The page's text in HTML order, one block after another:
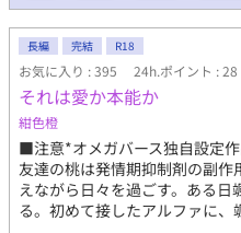
で、お気を付けください。 捨
方は大丈夫かなと思います！
りがとうございます！完結しま
にて頒布します、限定1冊！ 10
2026/2/8より 週1更新か、週2
けたので毎日21時UPします✨
ったのですみません週3にしま
タバタと慌ただしくなっている
せてください🙇‍♀️ 落ち着いたら
いです、文フリ東京の準備、烏
5月中に終わらせる予定です。
長編 完結 R18
お気に入り : 395 24h.ポイント : 28
それは愛か本能か
紺色橙
■注意*オメガバース独自設定
友達の桃は発情期抑制剤の副
えながら日々を過ごす。ある日
る。初めて接したアルファに、